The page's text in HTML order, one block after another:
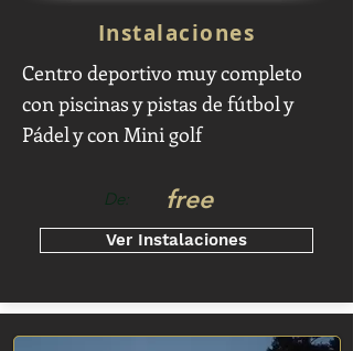
Instalaciones
Centro deportivo muy completo
con piscinas y pistas de fútbol y
Pádel y con Mini golf
De: free
Ver Instalaciones